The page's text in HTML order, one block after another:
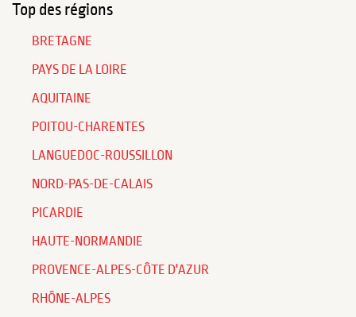
Top des régions
BRETAGNE
PAYS DE LA LOIRE
AQUITAINE
POITOU-CHARENTES
LANGUEDOC-ROUSSILLON
NORD-PAS-DE-CALAIS
PICARDIE
HAUTE-NORMANDIE
PROVENCE-ALPES-CÔTE D'AZUR
RHÔNE-ALPES